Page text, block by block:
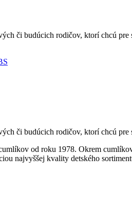
či budúcich rodičov, ktorí chcú
či budúcich rodičov, ktorí chcú pre
od roku 1978. Okrem
najvyššej kvality detského